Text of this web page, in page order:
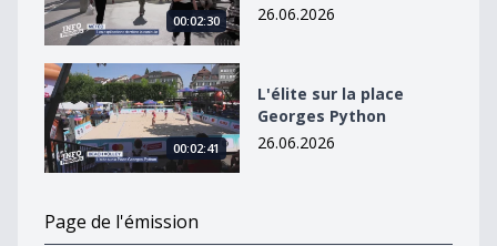
00:02:30
26.06.2026
L&#039;élite sur la place Georges Python
00:02:41
L'élite sur la place
Georges Python
26.06.2026
Page de l'émission